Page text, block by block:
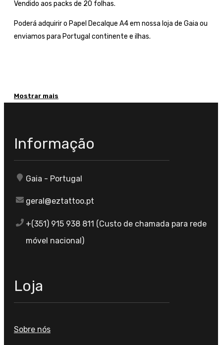
Vendido aos packs de 20 folhas.
Poderá adquirir o Papel Decalque A4 em nossa loja de Gaia ou
enviamos para Portugal continente e ilhas.
Mostrar mais
Informação
Gaia - Portugal
geral@eztattoo.pt
+(351) 915 938 811 (Custo de chamada para rede
móvel nacional)
Loja
Sobre nós